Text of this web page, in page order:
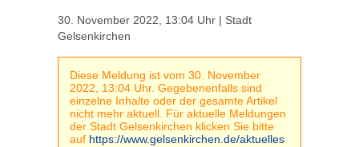
30. November 2022, 13:04 Uhr | Stadt
Gelsenkirchen
Diese Meldung ist vom 30. November
2022, 13:04 Uhr. Gegebenenfalls sind
einzelne Inhalte oder der gesamte Artikel
nicht mehr aktuell. Für aktuelle Meldungen
der Stadt Gelsenkirchen klicken Sie bitte
auf https://www.gelsenkirchen.de/aktuelles